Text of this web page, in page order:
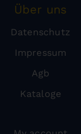
Über uns
Datenschutz
Impressum
Agb
Kataloge